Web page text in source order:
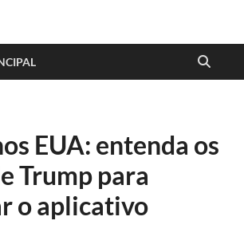
EUA: entenda os
Trump para
o aplicativo